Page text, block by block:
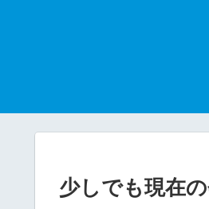
少しでも現在